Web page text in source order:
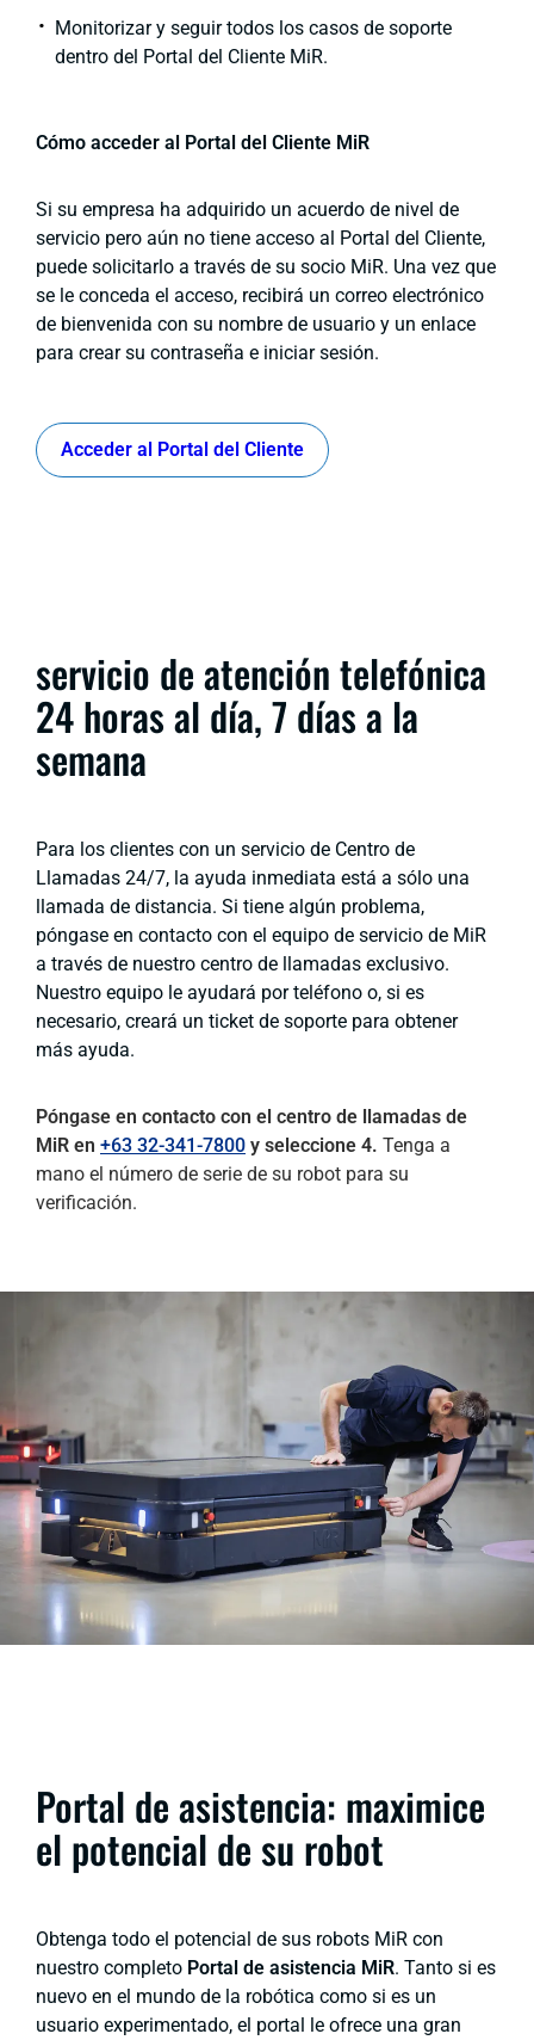
Monitorizar y seguir todos los casos de soporte
dentro del Portal del Cliente MiR.
Cómo acceder al Portal del Cliente MiR
Si su empresa ha adquirido un acuerdo de nivel de
servicio pero aún no tiene acceso al Portal del Cliente,
puede solicitarlo a través de su socio MiR. Una vez que
se le conceda el acceso, recibirá un correo electrónico
de bienvenida con su nombre de usuario y un enlace
para crear su contraseña e iniciar sesión.
Acceder al Portal del Cliente
servicio de atención telefónica
24 horas al día, 7 días a la
semana
Para los clientes con un servicio de Centro de
Llamadas 24/7, la ayuda inmediata está a sólo una
llamada de distancia. Si tiene algún problema,
póngase en contacto con el equipo de servicio de MiR
a través de nuestro centro de llamadas exclusivo.
Nuestro equipo le ayudará por teléfono o, si es
necesario, creará un ticket de soporte para obtener
más ayuda.
Póngase en contacto con el centro de llamadas de
MiR en +63 32-341-7800 y seleccione 4. Tenga a
mano el número de serie de su robot para su
verificación.
Portal de asistencia: maximice
el potencial de su robot
Obtenga todo el potencial de sus robots MiR con
nuestro completo Portal de asistencia MiR. Tanto si es
nuevo en el mundo de la robótica como si es un
usuario experimentado, el portal le ofrece una gran